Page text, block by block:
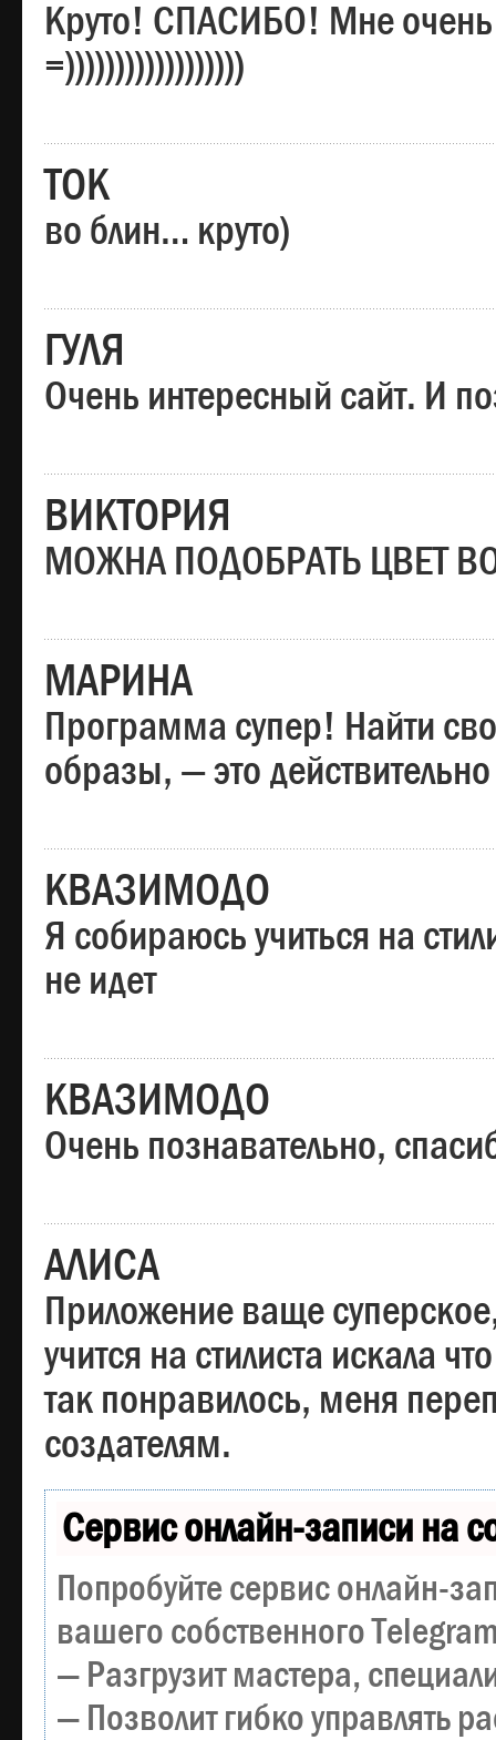
Круто! СПАСИБО! Мне
=))))))))))))))))))
ТОК
во блин… круто)
ГУЛЯ
Очень интересный сайт. И
ВИКТОРИЯ
МОЖНА ПОДОБРАТЬ ЦВЕТ
МАРИНА
Программа супер! Найти
образы, — это
КВАЗИМОДО
Я собираюсь учиться на
не идет
КВАЗИМОДО
Очень познавательно,
АЛИСА
Приложение ваще
учится на стилиста искала
так понравилось, меня
создателям.
Сервис онлайн-записи на
Попробуйте сервис онлайн-
вашего собственного
— Разгрузит мастера,
— Позволит гибко управлять